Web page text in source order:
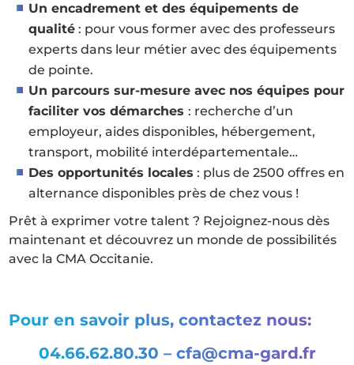
Un encadrement et des équipements de
qualité : pour vous former avec des professeurs
experts dans leur métier avec des équipements
de pointe.
Un parcours sur-mesure avec nos équipes pour
faciliter vos démarches: recherche d’un
employeur, aides disponibles, hébergement,
transport, mobilité interdépartementale…
Des opportunités locales : plus de 2500 offres en
alternance disponibles près de chez vous !
Prêt à exprimer votre talent ? Rejoignez-nous dès
maintenant et découvrez un monde de possibilités
avec la CMA Occitanie.
Pour en savoir plus, contactez nous:
04.66.62.80.30 – cfa@cma-gard.fr